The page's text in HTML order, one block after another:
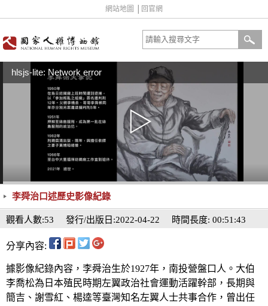
網站地圖 回官網
hlsjs-lite: Network error
李舜治口述歷史影像紀錄
時間長度: 00:51:43
觀看人數:53 發行/出版日:2022-04-22
分享內容:
據影像紀錄內容，李舜治生於1927年，南投營盤口人。大伯
李喬松為日本殖民時期左翼政治社會運動活躍幹部，長期與
簡吉、謝雪紅、楊逵等臺灣知名左翼人士共事合作，曾出任